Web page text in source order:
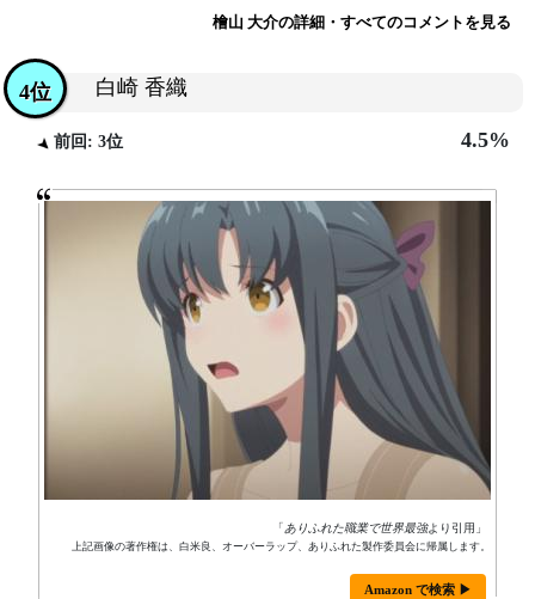
檜山 大介の詳細・すべてのコメントを見る
白崎 香織
4位
前回: 3位 4.5%
「ありふれた職業で世界最強より引用」
上記画像の著作権は、白米良、オーバーラップ、ありふれた製作委員会に帰属します。
Amazon で検索 ▶